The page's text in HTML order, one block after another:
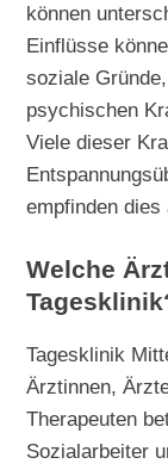
können
Einflüsse
soziale
psychischen
Viele dieser
empfinden
Welche
Tagesklinik
Ärztinnen,
Therapeuten
Sozialarbeiter